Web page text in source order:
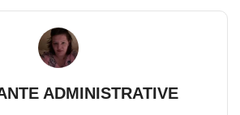
ADMINISTRATIVE